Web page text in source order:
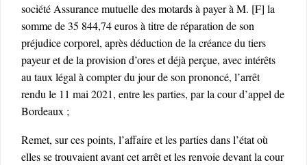
société Assurance mutuelle des motards à payer à M. [F] la
somme de 35 844,74 euros à titre de réparation de son
préjudice corporel, après déduction de la créance du tiers
payeur et de la provision d’ores et déjà perçue, avec intérêts
au taux légal à compter du jour de son prononcé, l’arrêt
rendu le 11 mai 2021, entre les parties, par la cour d’appel de
Bordeaux ;
Remet, sur ces points, l’affaire et les parties dans l’état où
elles se trouvaient avant cet arrêt et les renvoie devant la cour